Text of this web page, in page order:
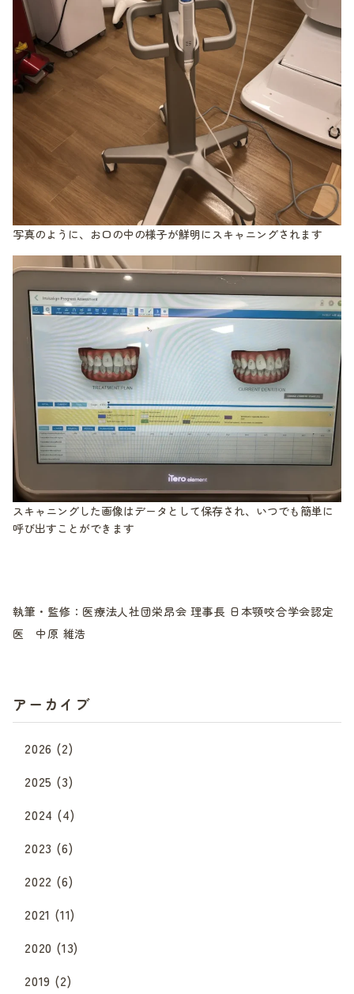
写真のように、お口の中の様子が鮮明にスキャニングされます
スキャニングした画像はデータとして保存され、いつでも簡単に
呼び出すことができます
執筆・監修：医療法人社団栄昂会 理事長 日本顎咬合学会認定
医 中原 維浩
アーカイブ
2026 (2)
2025 (3)
2024 (4)
2023 (6)
2022 (6)
2021 (11)
2020 (13)
2019 (2)